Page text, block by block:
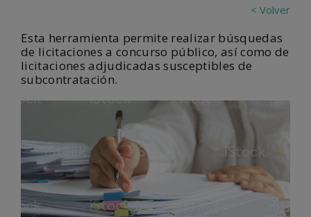
< Volver
Esta herramienta permite realizar búsquedas
de licitaciones a concurso público, así como de
licitaciones adjudicadas susceptibles de
subcontratación.